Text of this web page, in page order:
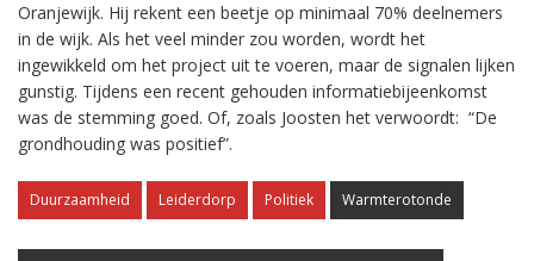
Oranjewijk. Hij rekent een beetje op minimaal 70% deelnemers
in de wijk. Als het veel minder zou worden, wordt het
ingewikkeld om het project uit te voeren, maar de signalen lijken
gunstig. Tijdens een recent gehouden informatiebijeenkomst
was de stemming goed. Of, zoals Joosten het verwoordt: “De
grondhouding was positief”.
Duurzaamheid Leiderdorp Politiek Warmterotonde